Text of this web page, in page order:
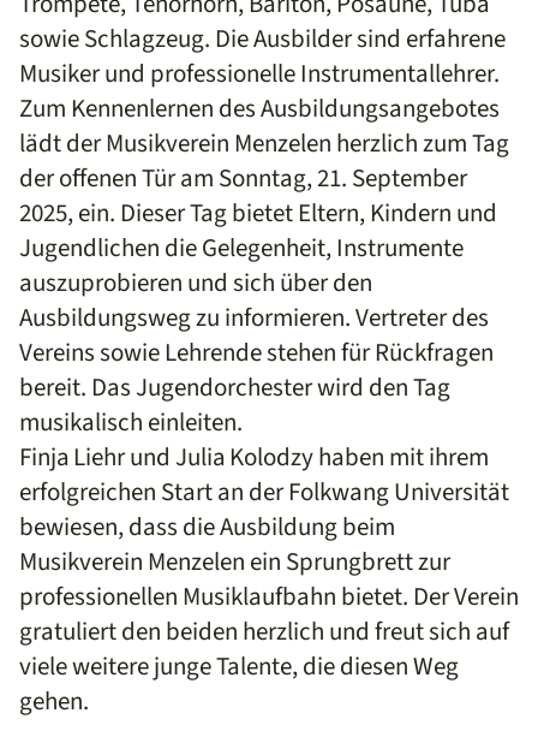
sowie Schlagzeug. Die Ausbilder sind erfahrene
Musiker und professionelle Instrumentallehrer.
Zum Kennenlernen des Ausbildungsangebotes
lädt der Musikverein Menzelen herzlich zum Tag
der offenen Tür am Sonntag, 21. September
2025, ein. Dieser Tag bietet Eltern, Kindern und
Jugendlichen die Gelegenheit, Instrumente
auszuprobieren und sich über den
Ausbildungsweg zu informieren. Vertreter des
Vereins sowie Lehrende stehen für Rückfragen
bereit. Das Jugendorchester wird den Tag
musikalisch einleiten.
Finja Liehr und Julia Kolodzy haben mit ihrem
erfolgreichen Start an der Folkwang Universität
bewiesen, dass die Ausbildung beim
Musikverein Menzelen ein Sprungbrett zur
professionellen Musiklaufbahn bietet. Der Verein
gratuliert den beiden herzlich und freut sich auf
viele weitere junge Talente, die diesen Weg
gehen.